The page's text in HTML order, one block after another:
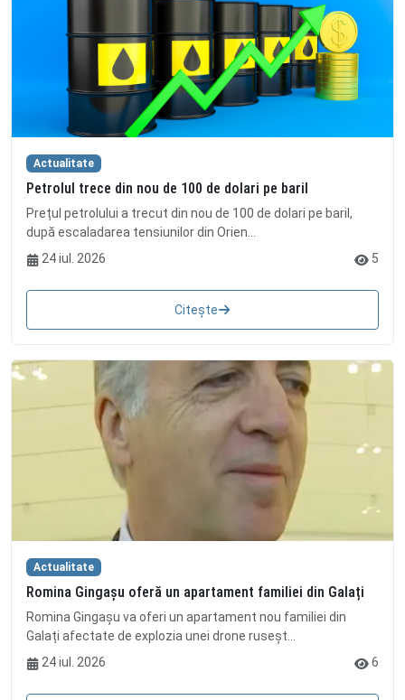
Actualitate
Petrolul trece din nou de 100 de dolari pe baril
Prețul petrolului a trecut din nou de 100 de dolari pe baril,
după escaladarea tensiunilor din Orien...
24 iul. 2026
5
Citește
Actualitate
Romina Gingașu oferă un apartament familiei din Galați
Romina Gingașu va oferi un apartament nou familiei din
Galați afectate de explozia unei drone ruseșt...
24 iul. 2026
6